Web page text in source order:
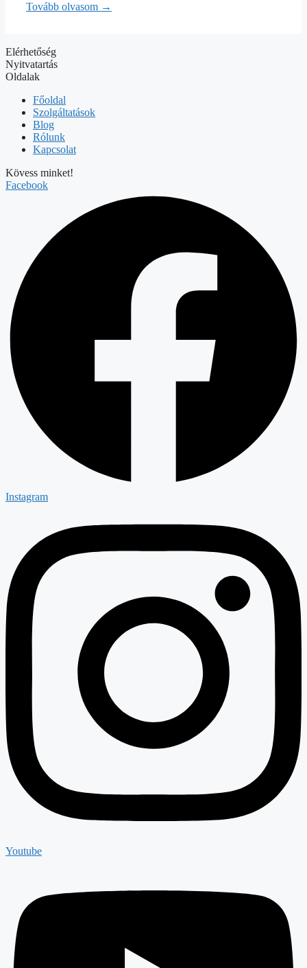
Tovább olvasom →
Elérhetőség
Nyitvatartás
Oldalak
Főoldal
Szolgáltatások
Blog
Rólunk
Kapcsolat
Kövess minket!
Facebook
Instagram
Youtube